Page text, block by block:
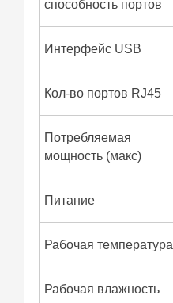
способность портов
Интерфейс USB
Кол-во портов RJ45
Потребляемая
мощность (макс)
Питание
Рабочая температура
Рабочая влажность